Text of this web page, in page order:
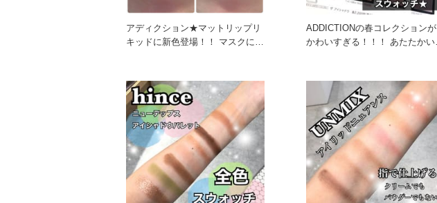
アディクション★マットリップリ
キッドに新色登場！！ マスクにつ
ADDICTIONの春コレクションが
かわいすぎる！！！ あたたかい春